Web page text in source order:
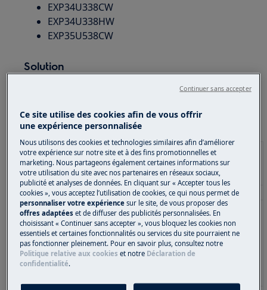
EXP34U338CW
EXP34U338HW
EXP35U538CW
Solution
Les codes d'erreur suivants peuvent être
climatiseur :
Codes
d'erreur
Cause Solution
Si l'écran
affiche "A5", le
capteur de
température
Contactez
notre service
client
Ce site utilise des cookies afin de vous offrir
une expérience personnalisée
Nous utilisons des cookies et technologies similaires afin d’améliorer
votre expérience sur notre site et à des fins promotionnelles et
marketing. Nous partageons également certaines informations sur
votre utilisation du site avec nos partenaires en réseaux sociaux,
publicité et analyses de données. En cliquant sur « Accepter tous les
cookies », vous acceptez l’utilisation de cookies, ce qui nous permet de
personnaliser votre expériencesur le site, de vous proposer des
offres adaptées et de diffuser des publicités personnalisées. En
choisissant « Continuer sans accepter », vous bloquez les cookies non
essentiels et certaines fonctionnalités ou services du site pourraient ne
pas fonctionner pleinement. Pour en savoir plus, consultez notre
Politique relative aux cookies et notre Déclaration de
confidentialité.
Continuer sans accepter